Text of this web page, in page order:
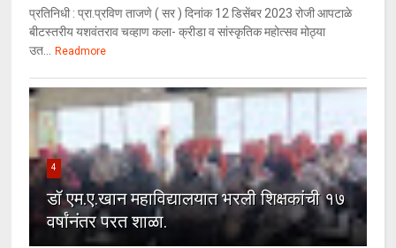
प्रतिनिधी : प्रा.प्रविण ताजणे ( सर ) दिनांक 12 डिसेंबर 2023 रोजी आपटाळे
बीटस्तरीय यशवंतराव चव्हाण कला- क्रीडा व सांस्कृतिक महोत्सव मोठ्या
उत...
Readmore
4
डॉ एम.ए.खान महाविद्यालयात भरली शिक्षकांची १७
वर्षांनंतर परत शाळा.